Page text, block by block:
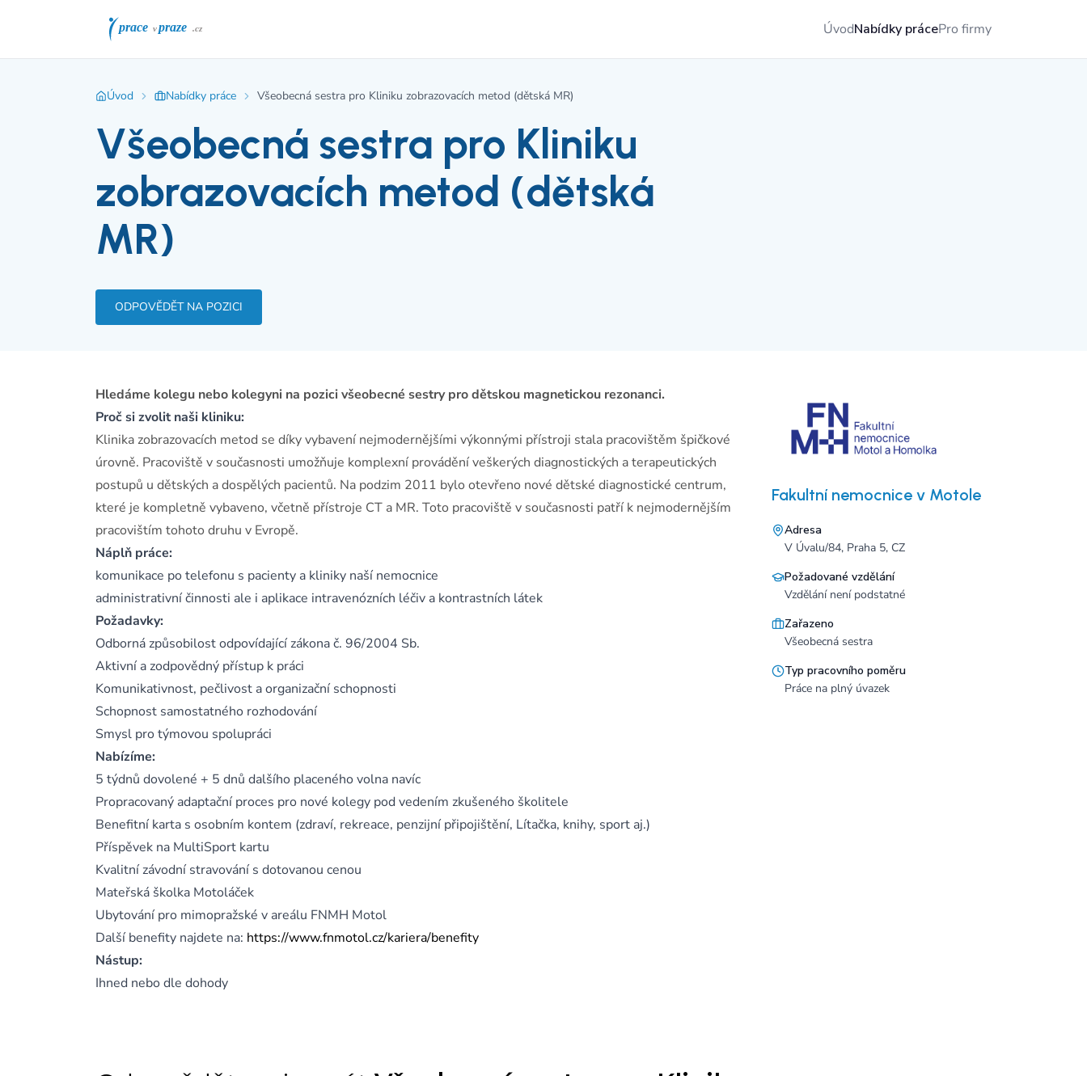
ÚvodNabídky prácePro firmy
Úvod Nabídky práce Všeobecná sestra pro Kliniku zobrazovacích metod (dětská MR)
Všeobecná sestra pro Kliniku
zobrazovacích metod (dětská
MR)
ODPOVĚDĚT NA POZICI
Hledáme kolegu nebo kolegyni na pozici všeobecné sestry pro dětskou magnetickou rezonanci.
Proč si zvolit naši kliniku:
Klinika zobrazovacích metod se díky vybavení nejmodernějšími výkonnými přístroji stala pracovištěm špičkové
úrovně. Pracoviště v současnosti umožňuje komplexní provádění veškerých diagnostických a terapeutických
postupů u dětských a dospělých pacientů. Na podzim 2011 bylo otevřeno nové dětské diagnostické centrum,
které je kompletně vybaveno, včetně přístroje CT a MR. Toto pracoviště v současnosti patří k nejmodernějším
pracovištím tohoto druhu v Evropě.
Náplň práce:
komunikace po telefonu s pacienty a kliniky naší nemocnice
administrativní činnosti ale i aplikace intravenózních léčiv a kontrastních látek
Požadavky:
Odborná způsobilost odpovídající zákona č. 96/2004 Sb.
Aktivní a zodpovědný přístup k práci
Komunikativnost, pečlivost a organizační schopnosti
Schopnost samostatného rozhodování
Smysl pro týmovou spolupráci
Nabízíme:
5 týdnů dovolené + 5 dnů dalšího placeného volna navíc
Propracovaný adaptační proces pro nové kolegy pod vedením zkušeného školitele
Benefitní karta s osobním kontem (zdraví, rekreace, penzijní připojištění, Lítačka, knihy, sport aj.)
Příspěvek na MultiSport kartu
Kvalitní závodní stravování s dotovanou cenou
Mateřská školka Motoláček
Ubytování pro mimopražské v areálu FNMH Motol
Další benefity najdete na: https://www.fnmotol.cz/kariera/benefity
Nástup:
Ihned nebo dle dohody
Fakultní nemocnice v Motole
Adresa
V Úvalu/84, Praha 5, CZ
Požadované vzdělání
Vzdělání není podstatné
Zařazeno
Všeobecná sestra
Typ pracovního poměru
Práce na plný úvazek